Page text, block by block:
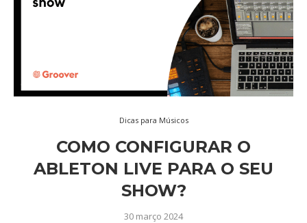
Dicas para Músicos
COMO CONFIGURAR O
ABLETON LIVE PARA O SEU
SHOW?
30 março 2024